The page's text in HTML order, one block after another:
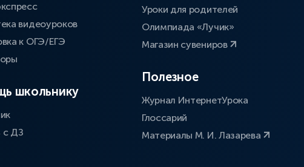
видеоуроков
к ОГЭ/ЕГЭ
школьнику
с ДЗ
Уроки для родителей
Олимпиада «Лучик»
Магазин сувениров
Полезное
Журнал ИнтернетУрока
Глоссарий
Материалы М. И. Лазарева